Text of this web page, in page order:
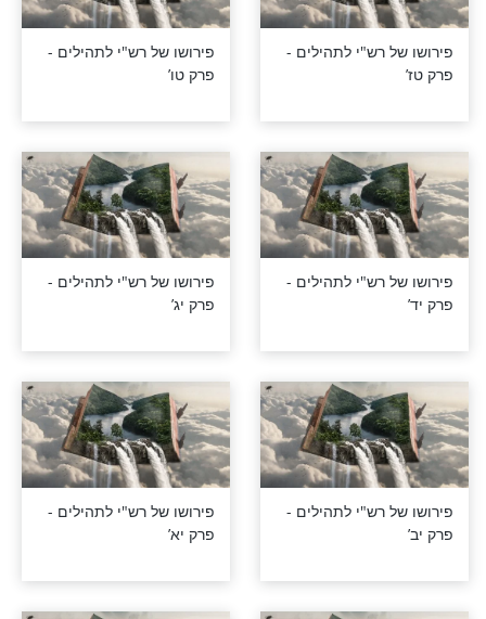
רש"י לתהילים -
פירושו של רש"י לתהילים -
פרק כה’
רש"י לתהילים -
פירושו של רש"י לתהילים -
פרק כג’